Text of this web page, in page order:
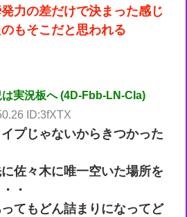
力の差だけで決まった感じ
もそこだと思われる
実況板へ (4D-Fbb-LN-CIa)
ID:3fXTX
プじゃないからきつかった
佐々木に唯一空いた場所を
・
てもどん詰まりになってど